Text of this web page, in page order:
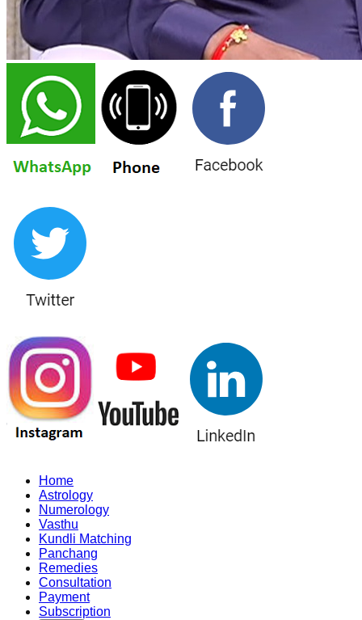
Home
Astrology
Numerology
Vasthu
Kundli Matching
Panchang
Remedies
Consultation
Payment
Subscription